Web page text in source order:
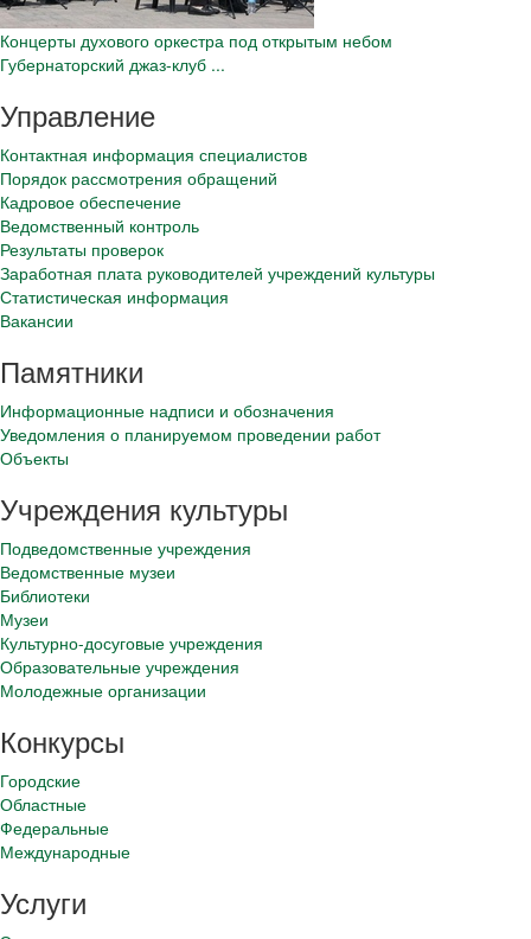
Концерты духового оркестра под открытым небом
Губернаторский джаз-клуб ...
Управление
Контактная информация специалистов
Порядок рассмотрения обращений
Кадровое обеспечение
Ведомственный контроль
Результаты проверок
Заработная плата руководителей учреждений культуры
Статистическая информация
Вакансии
Памятники
Информационные надписи и обозначения
Уведомления о планируемом проведении работ
Объекты
Учреждения культуры
Подведомственные учреждения
Ведомственные музеи
Библиотеки
Музеи
Культурно-досуговые учреждения
Образовательные учреждения
Молодежные организации
Конкурсы
Городские
Областные
Федеральные
Международные
Услуги